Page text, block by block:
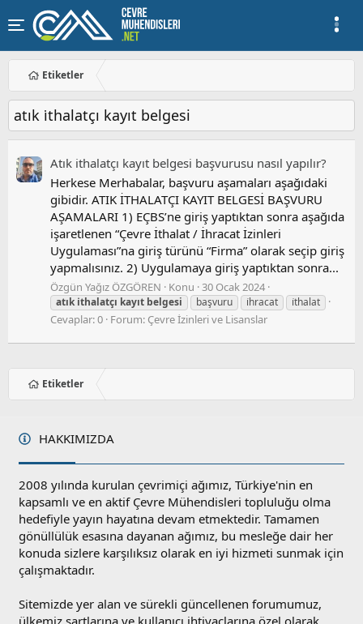
Etiketler
atık i̇thalatçı kayıt belgesi
Atık i̇thalatçı kayıt belgesi başvurusu nasıl yapılır?
Herkese Merhabalar, başvuru aşamaları aşağıdaki
gibidir. ATIK İTHALATÇI KAYIT BELGESİ BAŞVURU
AŞAMALARI 1) EÇBS’ne giriş yaptıktan sonra aşağıda
işaretlenen “Çevre İthalat / İhracat İzinleri
Uygulaması”na giriş türünü “Firma” olarak seçip giriş
yapmalısınız. 2) Uygulamaya giriş yaptıktan sonra...
Özgün Yağız ÖZGÖREN Konu 30 Ocak 2024
atık i̇thalatçı kayıt belgesi başvuru i̇hracat i̇thalat
Cevaplar: 0 Forum: Çevre İzinleri ve Lisanslar
Etiketler
HAKKIMIZDA
2008 yılında kurulan çevrimiçi ağımız, Türkiye'nin en
kapsamlı ve en aktif Çevre Mühendisleri topluluğu olma
hedefiyle yayın hayatına devam etmektedir. Tamamen
gönüllülük esasına dayanan ağımız, bu mesleğe dair her
konuda sizlere karşılıksız olarak en iyi hizmeti sunmak için
çalışmaktadır.
Sitemizde yer alan ve sürekli güncellenen forumumuz,
ülkemiz şartlarına ve kullanıcı ihtiyaçlarına özel olarak